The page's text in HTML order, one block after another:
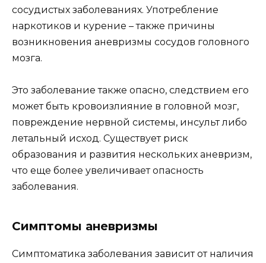
сосудистых заболеваниях. Употребление
наркотиков и курение – также причины
возникновения аневризмы сосудов головного
мозга.
Это заболевание также опасно, следствием его
может быть кровоизлияние в головной мозг,
повреждение нервной системы, инсульт либо
летальный исход. Существует риск
образования и развития нескольких аневризм,
что еще более увеличивает опасность
заболевания.
Симптомы аневризмы
Симптоматика заболевания зависит от наличия